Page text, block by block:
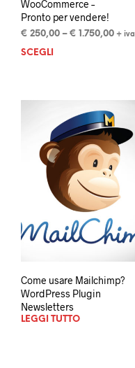
WooCommerce –
Pronto per vendere!
€ 250,00 – € 1.750,00 + iva
SCEGLI
Come usare Mailchimp?
WordPress Plugin
Newsletters
LEGGI TUTTO